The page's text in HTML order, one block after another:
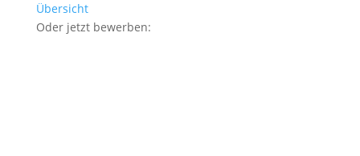
Übersicht
Oder jetzt bewerben: